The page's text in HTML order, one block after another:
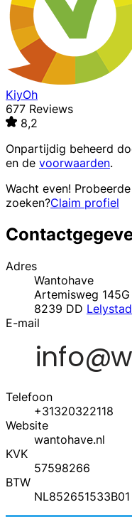
KiyOh
677 Reviews
8,2
Onpartijdig beheerd
en de voorwaarden.
Wacht even!
zoeken?Claim profiel
Adres
Wantohave
Artemisweg 145G
8239 DD Lelystad
E-mail
Telefoon
+31320322118
Website
wantohave.nl
KVK
57598266
BTW
NL852651533B01